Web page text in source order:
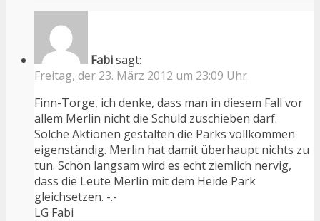
Fabisagt:
Freitag, der 23. März 2012 um 23:09 Uhr
Finn-Torge, ich denke, dass man in diesem Fall vor
allem Merlin nicht die Schuld zuschieben darf.
Solche Aktionen gestalten die Parks vollkommen
eigenständig. Merlin hat damit überhaupt nichts zu
tun. Schön langsam wird es echt ziemlich nervig,
dass die Leute Merlin mit dem Heide Park
gleichsetzen. -.-
LG Fabi